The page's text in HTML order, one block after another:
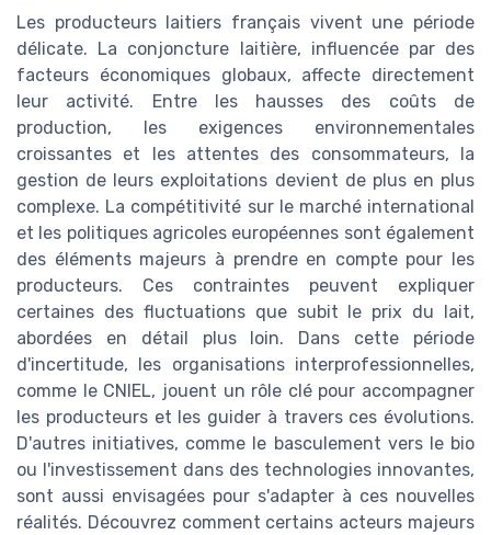
Les producteurs laitiers français vivent une période
délicate. La conjoncture laitière, influencée par des
facteurs économiques globaux, affecte directement
leur activité. Entre les hausses des coûts de
production, les exigences environnementales
croissantes et les attentes des consommateurs, la
gestion de leurs exploitations devient de plus en plus
complexe. La compétitivité sur le marché international
et les politiques agricoles européennes sont également
des éléments majeurs à prendre en compte pour les
producteurs. Ces contraintes peuvent expliquer
certaines des fluctuations que subit le prix du lait,
abordées en détail plus loin. Dans cette période
d'incertitude, les organisations interprofessionnelles,
comme le CNIEL, jouent un rôle clé pour accompagner
les producteurs et les guider à travers ces évolutions.
D'autres initiatives, comme le basculement vers le bio
ou l'investissement dans des technologies innovantes,
sont aussi envisagées pour s'adapter à ces nouvelles
réalités. Découvrez comment certains acteurs majeurs